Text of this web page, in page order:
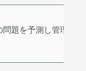
題を予測し管理す